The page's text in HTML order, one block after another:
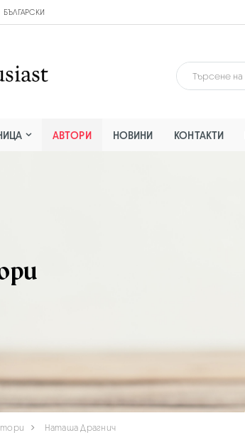
БЪЛГАРСКИ
АВТОРИ НОВИНИ КОНТАКТИ
Наташа Драгнич